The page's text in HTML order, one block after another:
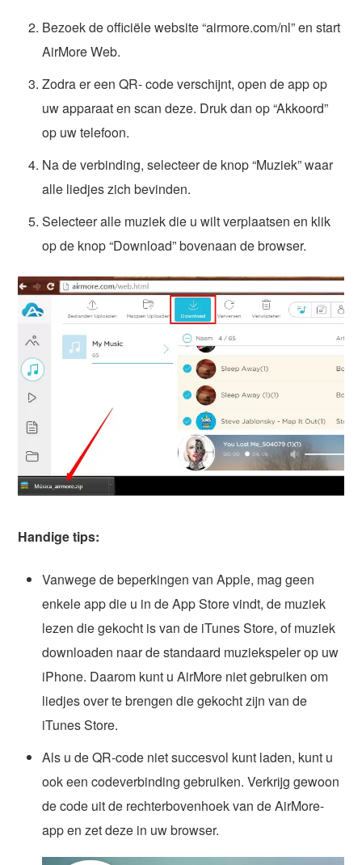
Bezoek de officiële website “airmore.com/nl” en start
AirMore Web.
Zodra er een QR- code verschijnt, open de app op
uw apparaat en scan deze. Druk dan op “Akkoord”
op uw telefoon.
Na de verbinding, selecteer de knop “Muziek” waar
alle liedjes zich bevinden.
Selecteer alle muziek die u wilt verplaatsen en klik
op de knop “Download” bovenaan de browser.
Handige tips:
Vanwege de beperkingen van Apple, mag geen
enkele app die u in de App Store vindt, de muziek
lezen die gekocht is van de iTunes Store, of muziek
downloaden naar de standaard muziekspeler op uw
iPhone. Daarom kunt u AirMore niet gebruiken om
liedjes over te brengen die gekocht zijn van de
iTunes Store.
Als u de QR-code niet succesvol kunt laden, kunt u
ook een codeverbinding gebruiken. Verkrijg gewoon
de code uit de rechterbovenhoek van de AirMore-
app en zet deze in uw browser.